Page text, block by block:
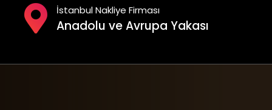
İstanbul Nakliye Firması
Anadolu ve Avrupa Yakası